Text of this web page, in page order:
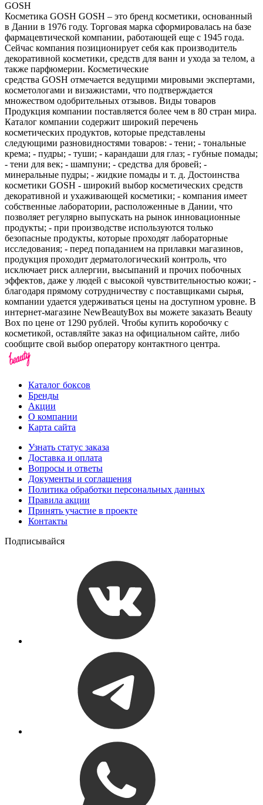
GOSH
Косметика GOSH GOSH – это бренд косметики, основанный
в Дании в 1976 году. Торговая марка сформировалась на базе
фармацевтической компании, работающей еще с 1945 года.
Сейчас компания позиционирует себя как производитель
декоративной косметики, средств для ванн и ухода за телом, а
также парфюмерии. Косметические
средства GOSH отмечается ведущими мировыми экспертами,
косметологами и визажистами, что подтверждается
множеством одобрительных отзывов. Виды товаров
Продукция компании поставляется более чем в 80 стран мира.
Каталог компании содержит широкий перечень
косметических продуктов, которые представлены
следующими разновидностями товаров: - тени; - тональные
крема; - пудры; - туши; - карандаши для глаз; - губные помады;
- тени для век; - шампуни; - средства для бровей; -
минеральные пудры; - жидкие помады и т. д. Достоинства
косметики GOSH - широкий выбор косметических средств
декоративной и ухаживающей косметики; - компания имеет
собственные лаборатории, расположенные в Дании, что
позволяет регулярно выпускать на рынок инновационные
продукты; - при производстве используются только
безопасные продукты, которые проходят лабораторные
исследования; - перед попаданием на прилавки магазинов,
продукция проходит дерматологический контроль, что
исключает риск аллергии, высыпаний и прочих побочных
эффектов, даже у людей с высокой чувствительностью кожи; -
благодаря прямому сотрудничеству с поставщиками сырья,
компании удается удерживаться цены на доступном уровне. В
интернет-магазине NewBeautyBox вы можете заказать Beauty
Box по цене от 1290 рублей. Чтобы купить коробочку с
косметикой, оставляйте заказ на официальном сайте, либо
сообщите свой выбор оператору контактного центра.
Каталог боксов
Бренды
Акции
О компании
Карта сайта
Узнать статус заказа
Доставка и оплата
Вопросы и ответы
Документы и соглашения
Политика обработки персональных данных
Правила акции
Принять участие в проекте
Контакты
Подписывайся